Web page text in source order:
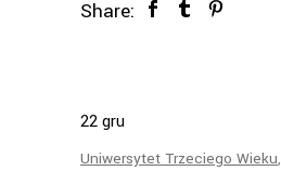
Share:
22gru
Uniwersytet Trzeciego Wieku,